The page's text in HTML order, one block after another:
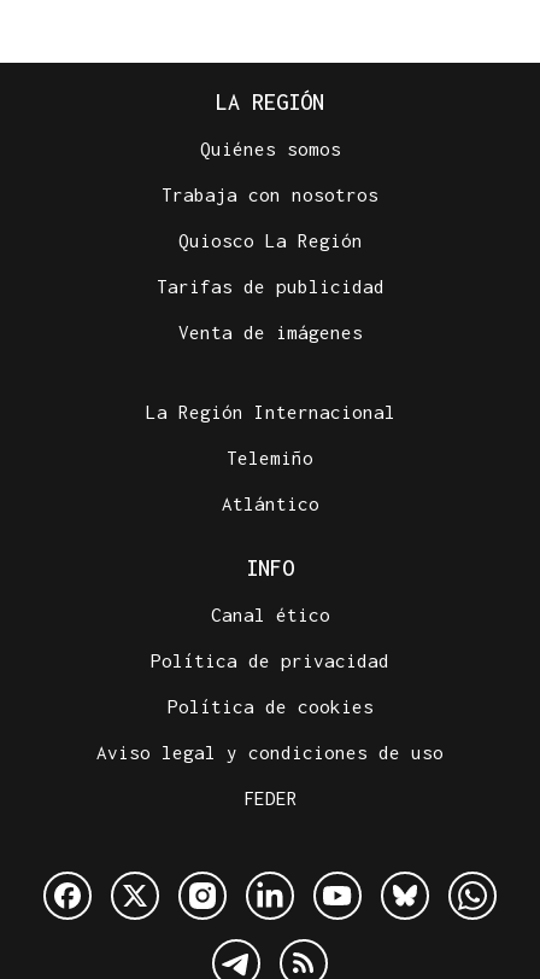
LA REGIÓN
Quiénes somos
Trabaja con nosotros
Quiosco La Región
Tarifas de publicidad
Venta de imágenes
La Región Internacional
Telemiño
Atlántico
INFO
Canal ético
Política de privacidad
Política de cookies
Aviso legal y condiciones de uso
FEDER